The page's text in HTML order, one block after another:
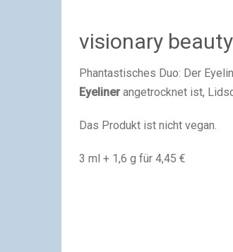
visionary
Phantastisches Duo: Der
Eyeliner angetrocknet ist,
Das Produkt ist nicht vegan.
3 ml + 1,6 g für 4,45 €